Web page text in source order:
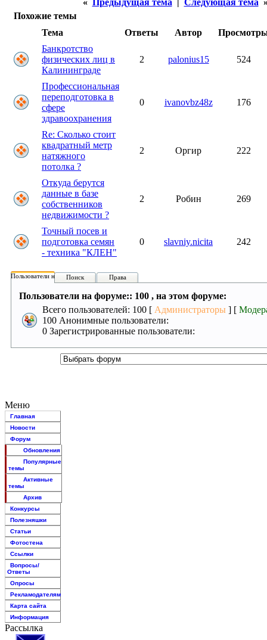
« Предыдущая тема Следующая тема
Похожие темы
Тема
Ответы Автор
Банкротство
физических лиц в
Калининграде
2 palonius15 524
Профессиональная
переподготовка в
сфере
здравоохранения
0 ivanovbz48z 176
Re: Сколько стоит
квадратный метр
натяжного
потолка ?
2 Оргир 222
Откуда берутся
данные в базе
собственников
недвижимости ?
2 Робин 269
Точный посев и
подготовка семян
- техника "КЛЕН"
0 slavniy.nicita 242
Пользователи на форуме:
Поиск Права
Пользователи на форуме:: 100 , на этом форуме:
Всего пользователей: 100 [ Администраторы ] [
100 Анонимные пользователи:
0 Зарегистрированные пользователи:
Меню
Главная
Новости
Форум
Обновления
Популярные
темы
Активные
темы
Архив
Конкурсы
Полезняшки
Статьи
Фотостена
Ссылки
Вопросы/
Ответы
Опросы
Рекламодателям
Карта сайта
Информация
Рассылка